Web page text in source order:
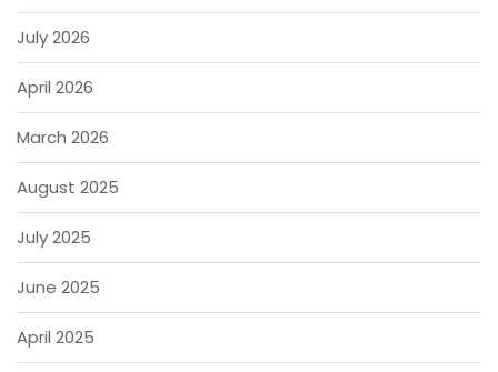
July 2026
April 2026
March 2026
August 2025
July 2025
June 2025
April 2025